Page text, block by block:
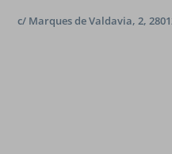
c/ Marques de Valdavia, 2,